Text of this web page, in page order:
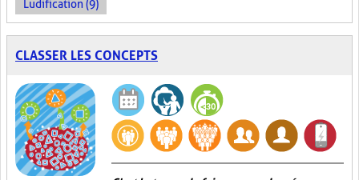
Ludification (9)
CLASSER LES CONCEPTS